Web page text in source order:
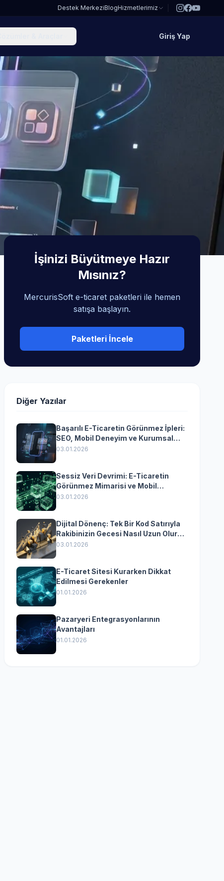
Destek MerkeziBlogHizmetlerimiz
Giriş Yap
İşinizi Büyütmeye Hazır
Mısınız?
MercurisSoft e-ticaret paketleri ile hemen
satışa başlayın.
Paketleri İncele
Diğer Yazılar
Başarılı E-Ticaretin Görünmez İpleri:
SEO, Mobil Deneyim ve Kurumsal
Yazılımın Kazandıran
03.01.2026
Sessiz Veri Devrimi: E-Ticaretin
Görünmez Mimarisi ve Mobil
Dönüşümün Kurumsal Anahtarı
03.01.2026
Dijital Dönenç: Tek Bir Kod Satırıyla
Rakibinizin Gecesi Nasıl Uzun Olur?
(Kurumsal Yazılımın Güçlü Rolü)
03.01.2026
E-Ticaret Sitesi Kurarken Dikkat
Edilmesi Gerekenler
01.01.2026
Pazaryeri Entegrasyonlarının
Avantajları
01.01.2026